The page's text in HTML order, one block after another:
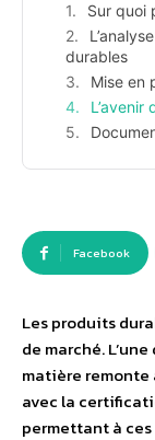
Sur quoi
durables
Mise en
Facebook
Les produits
de marché.
matière remonte
avec la
permettant à